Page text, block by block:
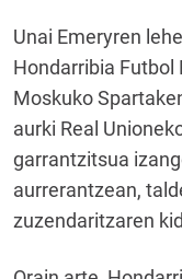
Unai Emeryren
Hondarribia Futbol
Moskuko
aurki Real
garrantzitsua
aurrerantzean,
zuzendaritzaren